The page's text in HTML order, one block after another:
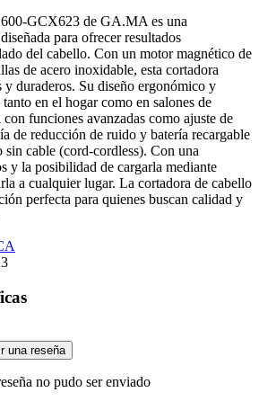
GCX623 de GA.MA es una
para ofrecer resultados
del cabello. Con un motor magnético de
de acero inoxidable, esta cortadora
y duraderos. Su diseño ergonómico y
en el hogar como en salones de
funciones avanzadas como ajuste de
de reducción de ruido y batería recargable
cable (cord-cordless). Con una
y la posibilidad de cargarla mediante
a cualquier lugar. La cortadora de cabello
perfecta para quienes buscan calidad y
una reseña
no pudo ser enviado